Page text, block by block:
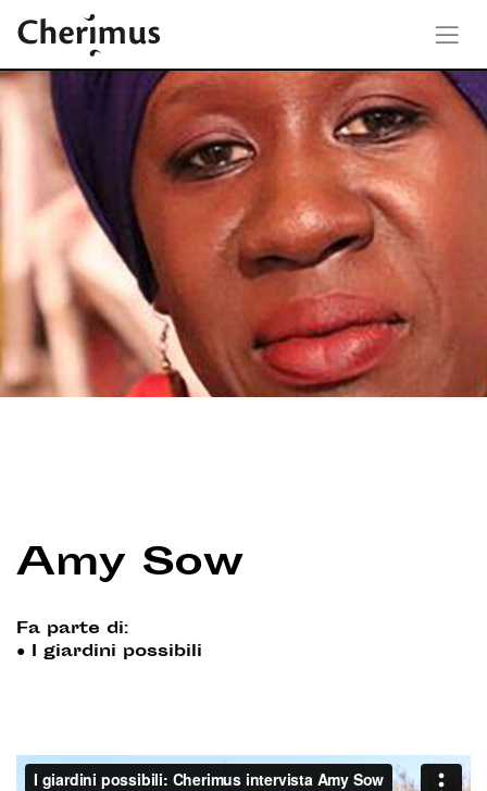
Amy Sow
Fa parte di:
● I giardini possibili